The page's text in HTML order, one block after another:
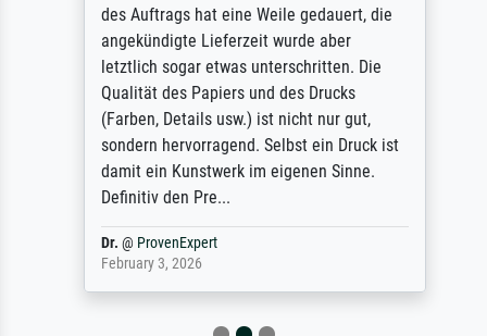
des Auftrags hat eine Weile gedauert, die
angekündigte Lieferzeit wurde aber
letztlich sogar etwas unterschritten. Die
Qualität des Papiers und des Drucks
(Farben, Details usw.) ist nicht nur gut,
sondern hervorragend. Selbst ein Druck ist
damit ein Kunstwerk im eigenen Sinne.
Definitiv den Pre...
Dr.@ProvenExpert
February 3, 2026